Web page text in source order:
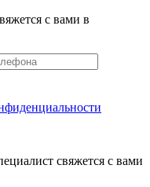
с вами в
свяжется с вами